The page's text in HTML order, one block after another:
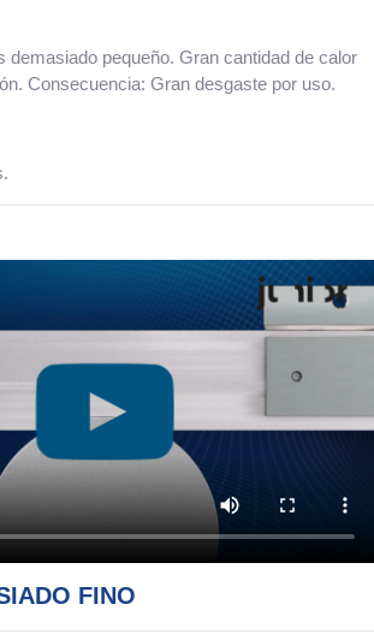
demasiado pequeño. Gran cantidad de calor
Consecuencia: Gran desgaste por uso.
FINO